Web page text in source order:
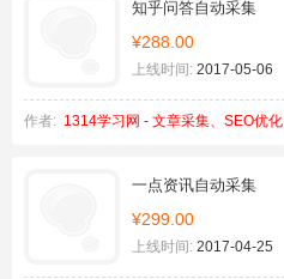
知乎问答自动采集
¥288.00
上线时间: 2017-05-06
作者: 1314学习网 - 文章采集、SEO优化
一点资讯自动采集
¥299.00
上线时间: 2017-04-25